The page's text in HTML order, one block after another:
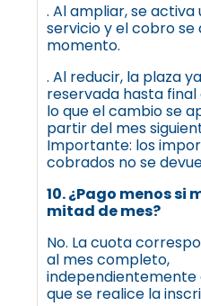
. Al ampliar, se activa
servicio y el cobro se
momento.
. Al reducir, la plaza
reservada hasta final
lo que el cambio se
partir del mes
Importante: los
cobrados no se
10. ¿Pago menos si
mitad de mes?
No. La cuota
al mes completo,
independientemente
que se realice la